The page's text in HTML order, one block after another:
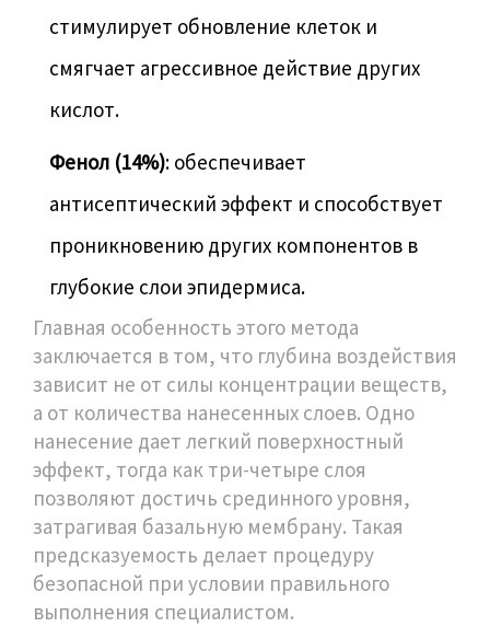
стимулирует обновление клеток и
смягчает агрессивное действие других
кислот.
Фенол (14%): обеспечивает
антисептический эффект и способствует
проникновению других компонентов в
глубокие слои эпидермиса.
Главная особенность этого метода
заключается в том, что глубина воздействия
зависит не от силы концентрации веществ,
а от количества нанесенных слоев. Одно
нанесение дает легкий поверхностный
эффект, тогда как три-четыре слоя
позволяют достичь срединного уровня,
затрагивая базальную мембрану. Такая
предсказуемость делает процедуру
безопасной при условии правильного
выполнения специалистом.